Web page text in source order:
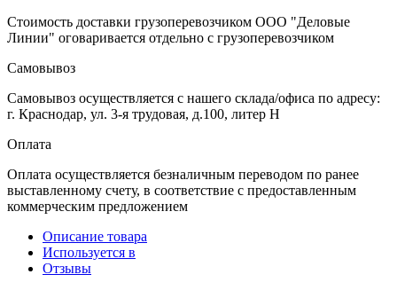
Стоимость доставки грузоперевозчиком ООО "Деловые
Линии" оговаривается отдельно с грузоперевозчиком
Самовывоз
Самовывоз осуществляется с нашего склада/офиса по адресу:
г. Краснодар, ул. 3-я трудовая, д.100, литер Н
Оплата
Оплата осуществляется безналичным переводом по ранее
выставленному счету, в соответствие с предоставленным
коммерческим предложением
Описание товара
Используется в
Отзывы